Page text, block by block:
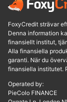
FoxyCredit strävar
Denna information
finansiellt institut,
Alla finansiella
garanti. När du
finansiella institutet.
Operated by:
PieColo FINANCE